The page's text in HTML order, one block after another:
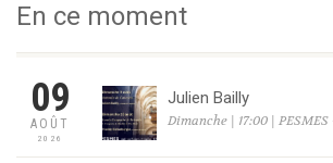
En ce moment
09
AOÛT
2026
Julien Bailly
Dimanche | 17:00 |